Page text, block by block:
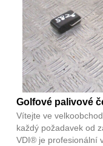
Golfové palivové
Vítejte ve
každý požadavek od
VDI® je profesionální